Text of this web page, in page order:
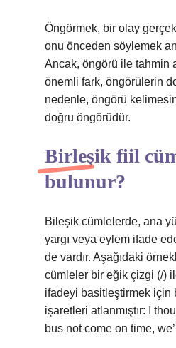
Öngörmek, bir olay
onu önceden söylemek
Ancak, öngörü ile tahmin
önemli fark, öngörülerin
nedenle, öngörü
doğru öngörüdür.
Birleşik fiil
bulunur?
Bileşik cümlelerde, ana
yargı veya eylem ifade
de vardır. Aşağıdaki
cümleler bir eğik çizgi (/)
ifadeyi basitleştirmek için
işaretleri atlanmıştır: I
bus not come on time,